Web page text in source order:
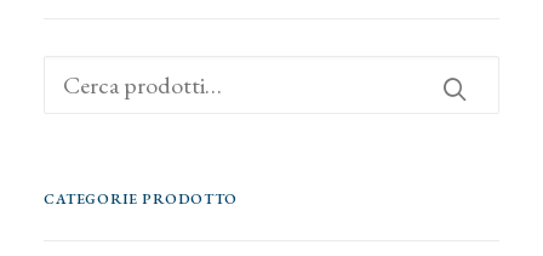
Cerca:
CATEGORIE PRODOTTO